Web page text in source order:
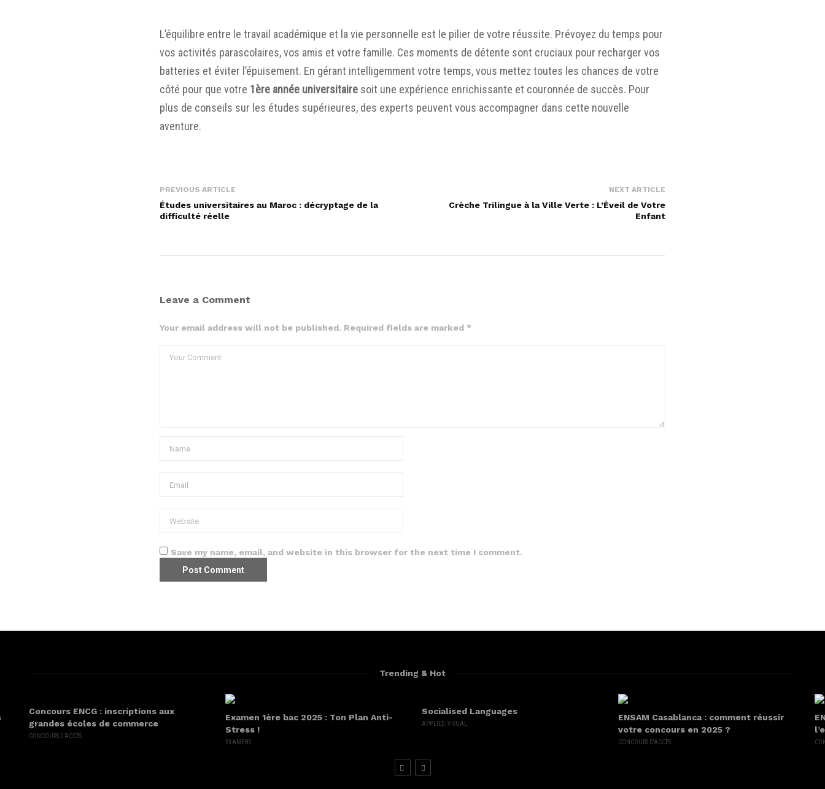
L’équilibre entre le travail académique et la vie personnelle est le pilier de votre réussite. Prévoyez du temps pour
vos activités parascolaires, vos amis et votre famille. Ces moments de détente sont cruciaux pour recharger vos
batteries et éviter l’épuisement. En gérant intelligemment votre temps, vous mettez toutes les chances de votre
côté pour que votre 1ère année universitaire soit une expérience enrichissante et couronnée de succès. Pour
plus de conseils sur les études supérieures, des experts peuvent vous accompagner dans cette nouvelle
aventure.
PREVIOUS ARTICLE
Études universitaires au Maroc : décryptage de la
difficulté réelle
NEXT ARTICLE
Crèche Trilingue à la Ville Verte : L’Éveil de Votre
Enfant
Leave a Comment
Your email address will not be published. Required fields are marked *
Save my name, email, and website in this browser for the next time I comment.
Trending & Hot
Concours ENCG : inscriptions aux
grandes écoles de commerce
CONCOURS D'ACCÈS
Examen 1ère bac 2025 : Ton Plan Anti-
Stress !
EXAMENS
Socialised Languages
APPLIED VISUAL
ENSAM Casablanca : comment réussir
votre concours en 2025 ?
CONCOURS D'ACCÈS